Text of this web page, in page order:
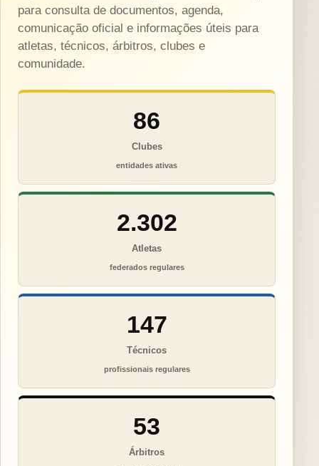
para consulta de documentos, agenda,
comunicação oficial e informações úteis para
atletas, técnicos, árbitros, clubes e
comunidade.
86
Clubes
entidades ativas
2.302
Atletas
federados regulares
147
Técnicos
profissionais regulares
53
Árbitros